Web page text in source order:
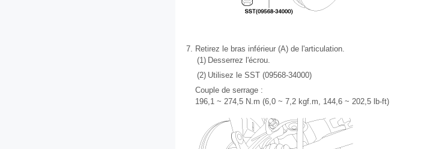
7. Retirez le bras inférieur (A) de l'articulation.
(1) Desserrez l'écrou.
(2) Utilisez le SST (09568-34000)
Couple de serrage :
196,1 ~ 274,5 N.m (6,0 ~ 7,2 kgf.m, 144,6 ~ 202,5 lb-ft)